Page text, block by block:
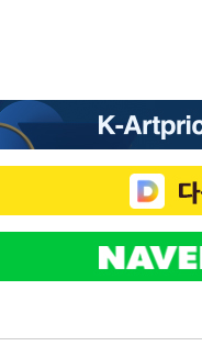
입 관측 배경엔 美의 대한국
폭풍' 축구협회…초유의 압
, 대검 추가 압수수색…내란
800p 회복…0.26% 오른
, 301.88포인트(4.58%) 내린
환율, 0.7원 내린 1423.8원
연속골 실패…LAFC는 승부차